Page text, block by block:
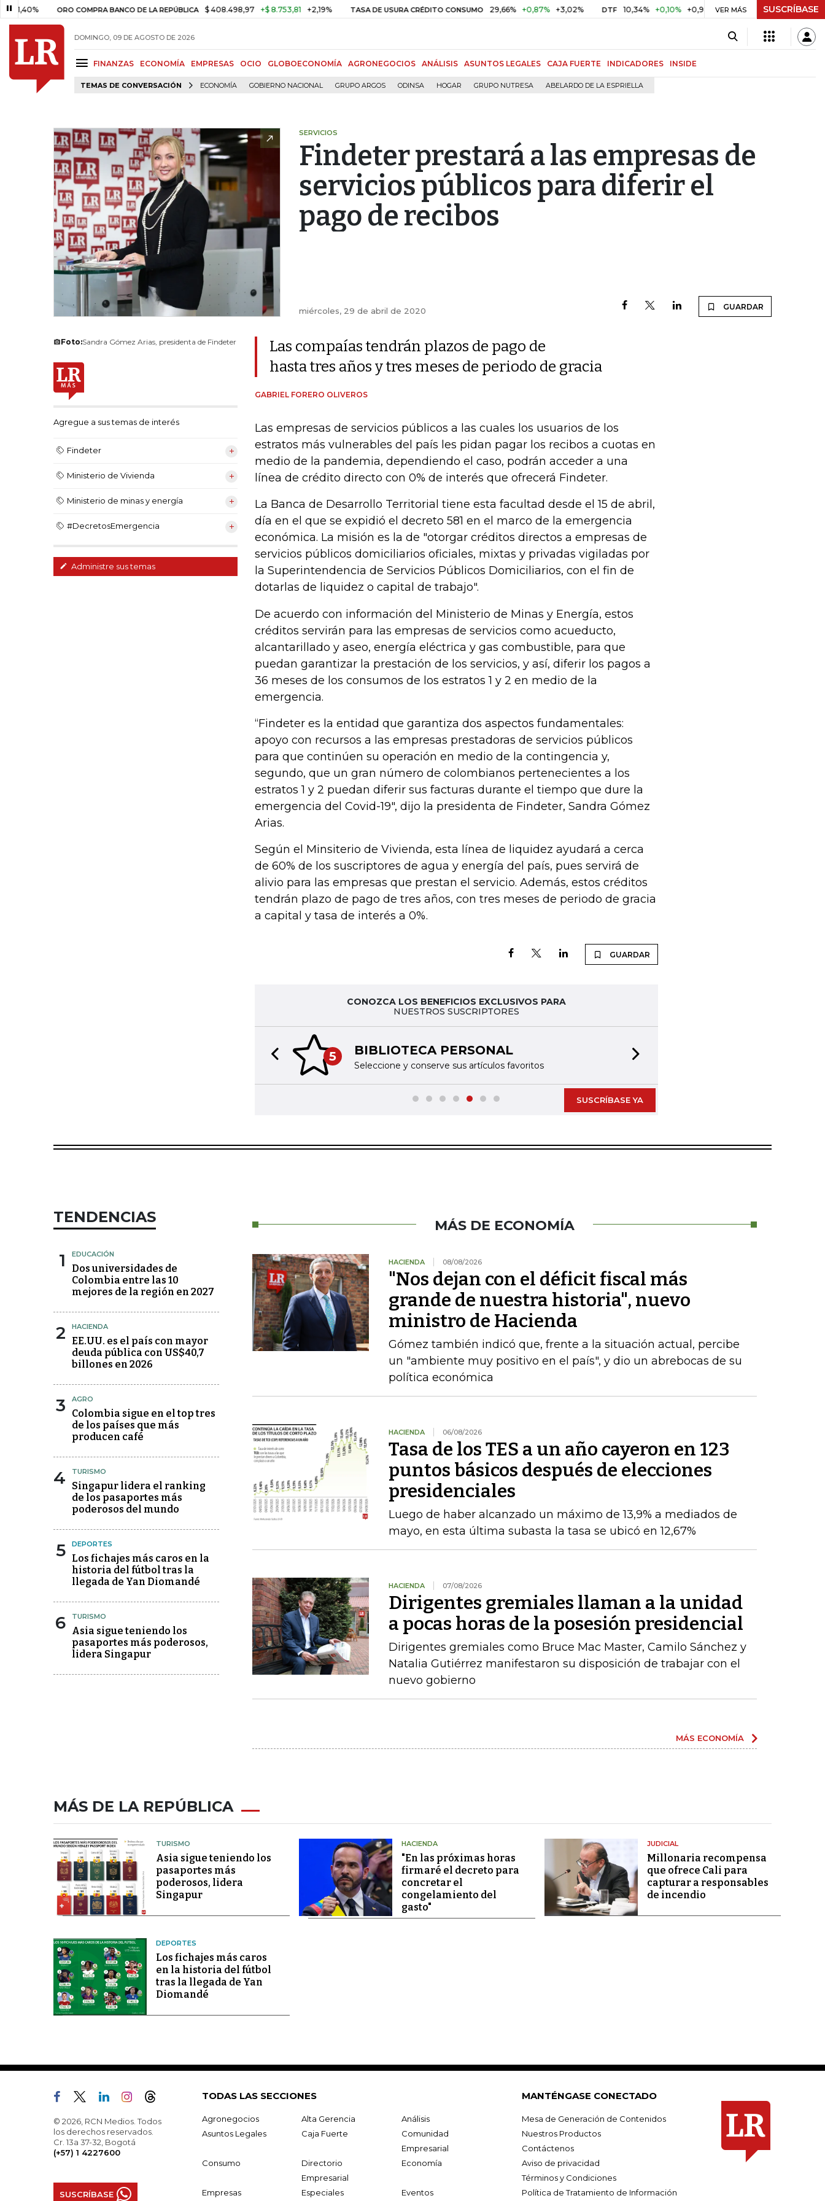
ORO COMPRA BANCO DE LA REPÚBLICA $ 408.498,97 +$ 8.753,81 +2,19% TASA DE USURA CRÉDITO CONSUMO 29,66% +0,87% +3,02% DTF 10,34% +0,10% +0,98% UVR $ 417,01 +$ 0,05 +0,01%
VER MÁS SUSCRÍBASE
DOMINGO, 09 DE AGOSTO DE 2026
FINANZAS ECONOMÍA EMPRESAS OCIO GLOBOECONOMÍA AGRONEGOCIOS ANÁLISIS ASUNTOS LEGALES CAJA FUERTE INDICADORES INSIDE
TEMAS DE CONVERSACIÓN ECONOMÍA GOBIERNO NACIONAL GRUPO ARGOS ODINSA HOGAR GRUPO NUTRESA ABELARDO DE LA ESPRIELLA
SERVICIOS
Findeter prestará a las empresas de
servicios públicos para diferir el
pago de recibos
miércoles, 29 de abril de 2020 GUARDAR
Foto:Sandra Gómez Arias, presidenta de Findeter
Agregue a sus temas de interés
Findeter
Ministerio de Vivienda
Ministerio de minas y energía
#DecretosEmergencia
Administre sus temas
Las compaías tendrán plazos de pago de
hasta tres años y tres meses de periodo de gracia
GABRIEL FORERO OLIVEROS
Las empresas de servicios públicos a las cuales los usuarios de los
estratos más vulnerables del país les pidan pagar los recibos a cuotas en
medio de la pandemia, dependiendo el caso, podrán acceder a una
línea de crédito directo con 0% de interés que ofrecerá Findeter.
La Banca de Desarrollo Territorial tiene esta facultad desde el 15 de abril,
día en el que se expidió el decreto 581 en el marco de la emergencia
económica. La misión es la de "otorgar créditos directos a empresas de
servicios públicos domiciliarios oficiales, mixtas y privadas vigiladas por
la Superintendencia de Servicios Públicos Domiciliarios, con el fin de
dotarlas de liquidez o capital de trabajo".
De acuerdo con información del Ministerio de Minas y Energía, estos
créditos servirán para las empresas de servicios como acueducto,
alcantarillado y aseo, energía eléctrica y gas combustible, para que
puedan garantizar la prestación de los servicios, y así, diferir los pagos a
36 meses de los consumos de los estratos 1 y 2 en medio de la
emergencia.
“Findeter es la entidad que garantiza dos aspectos fundamentales:
apoyo con recursos a las empresas prestadoras de servicios públicos
para que continúen su operación en medio de la contingencia y,
segundo, que un gran número de colombianos pertenecientes a los
estratos 1 y 2 puedan diferir sus facturas durante el tiempo que dure la
emergencia del Covid-19", dijo la presidenta de Findeter, Sandra Gómez
Arias.
Según el Minsiterio de Vivienda, esta línea de liquidez ayudará a cerca
de 60% de los suscriptores de agua y energía del país, pues servirá de
alivio para las empresas que prestan el servicio. Además, estos créditos
tendrán plazo de pago de tres años, con tres meses de periodo de gracia
a capital y tasa de interés a 0%.
GUARDAR
CONOZCA LOS BENEFICIOS EXCLUSIVOS PARA
NUESTROS SUSCRIPTORES
5 BIBLIOTECA PERSONAL
Seleccione y conserve sus artículos favoritos
Previous slide
SUSCRÍBASE YA
TENDENCIAS
1 EDUCACIÓN
Dos universidades de
Colombia entre las 10
mejores de la región en 2027
2 HACIENDA
EE.UU. es el país con mayor
deuda pública con US$40,7
billones en 2026
3 AGRO
Colombia sigue en el top tres
de los países que más
producen café
4 TURISMO
Singapur lidera el ranking
de los pasaportes más
poderosos del mundo
5 DEPORTES
Los fichajes más caros en la
historia del fútbol tras la
llegada de Yan Diomandé
6 TURISMO
Asia sigue teniendo los
pasaportes más poderosos,
lidera Singapur
MÁS DE ECONOMÍA
HACIENDA 08/08/2026
"Nos dejan con el déficit fiscal más
grande de nuestra historia", nuevo
ministro de Hacienda
Gómez también indicó que, frente a la situación actual, percibe
un "ambiente muy positivo en el país", y dio un abrebocas de su
política económica
HACIENDA 06/08/2026
Tasa de los TES a un año cayeron en 123
puntos básicos después de elecciones
presidenciales
Luego de haber alcanzado un máximo de 13,9% a mediados de
mayo, en esta última subasta la tasa se ubicó en 12,67%
HACIENDA 07/08/2026
Dirigentes gremiales llaman a la unidad
a pocas horas de la posesión presidencial
Dirigentes gremiales como Bruce Mac Master, Camilo Sánchez y
Natalia Gutiérrez manifestaron su disposición de trabajar con el
nuevo gobierno
MÁS ECONOMÍA
MÁS DE LA REPÚBLICA
TURISMO
Asia sigue teniendo los
pasaportes más
poderosos, lidera
Singapur
HACIENDA
"En las próximas horas
firmaré el decreto para
concretar el
congelamiento del
gasto"
JUDICIAL
Millonaria recompensa
que ofrece Cali para
capturar a responsables
de incendio
DEPORTES
Los fichajes más caros
en la historia del fútbol
tras la llegada de Yan
Diomandé
© 2026, RCN Medios. Todos
los derechos reservados.
Cr. 13a 37-32, Bogotá
(+57) 1 4227600
SUSCRÍBASE
TODAS LAS SECCIONES
Agronegocios Alta Gerencia
Análisis
Asuntos Legales
Caja Fuerte
Comunidad
Empresarial
Consumo
Directorio
Empresarial
Economía
Empresas Especiales Eventos
MANTÉNGASE CONECTADO
Mesa de Generación de Contenidos
Nuestros Productos
Contáctenos
Aviso de privacidad
Términos y Condiciones
Política de Tratamiento de Información